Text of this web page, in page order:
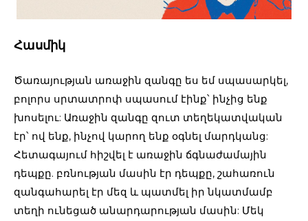
Հասմիկ
Ծառայության առաջին զանգը ես եմ սպասարկել,
բոլորս սրտատրոփ սպասում էինք՝ ինչից ենք
խոսելու: Առաջին զանգը զուտ տեղեկատվական
էր՝ ով ենք, ինչով կարող ենք օգնել մարդկանց:
Հետագայում հիշվել է առաջին ճգնաժամային
դեպքը. բռնության մասին էր դեպքը, շահառուն
զանգահարել էր մեզ և պատմել իր նկատմամբ
տեղի ունեցած անարդարության մասին: Մեկ